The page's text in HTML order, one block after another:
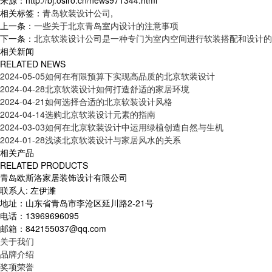
相关标签： 青岛软装设计公司,
上一条： 一些关于北京青岛室内设计的注意事项
下一条： 北京软装设计公司是一种专门为室内空间进行软装搭配和设计
相关新闻
RELATED NEWS
2024-05-05如何在有限预算下实现高品质的北京软装设计
2024-04-28北京软装设计如何打造舒适的家居环境
2024-04-21如何选择合适的北京软装设计风格
2024-04-14选购北京软装设计元素的指南
2024-03-03如何在北京软装设计中运用绿植创造自然与生机
2024-01-28浅谈北京软装设计与家居风水的关系
相关产品
RELATED PRODUCTS
青岛欧斯洛家居装饰设计有限公司
联系人: 左伊潍
地址：山东省青岛市李沧区延川路2-21号
电话：13969696095
邮箱：842155037@qq.com
关于我们
品牌介绍
奖项荣誉